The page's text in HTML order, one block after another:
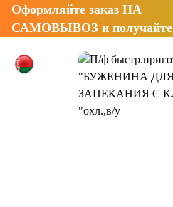
Оформляйте заказ НА
САМОВЫВОЗ и получайте